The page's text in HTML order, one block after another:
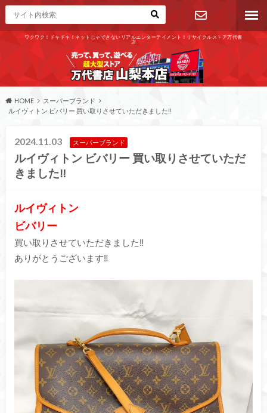
ワクワク！ドキドキ！ネットじゃできないリアルエンターテイメント！リサイクルストア万代書
店
お問い合わ
せ
HOME
スーパーブランド
ルイヴィトン ビバリー 買い取りさせていただきました‼︎
2024.11.03 スーパーブランド
ルイヴィトン ビバリー 買い取りさせていただ
きました‼︎
ルイヴィトン
ビバリー
買い取りさせていただきました‼︎
ありがとうございます‼︎